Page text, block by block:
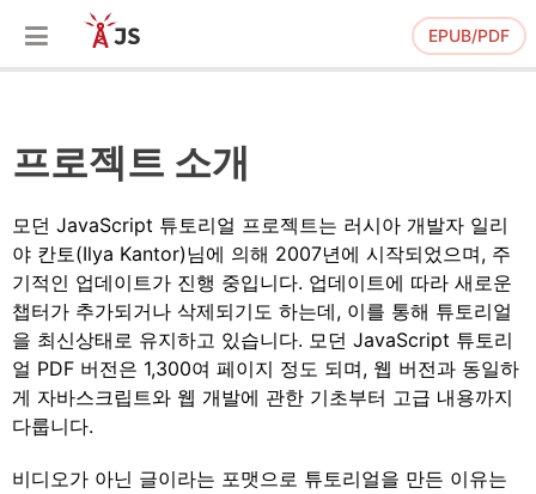
EPUB/PDF
프로젝트 소개
모던 JavaScript 튜토리얼 프로젝트는 러시아 개발자 일리
야 칸토(Ilya Kantor)님에 의해 2007년에 시작되었으며, 주
기적인 업데이트가 진행 중입니다. 업데이트에 따라 새로운
챕터가 추가되거나 삭제되기도 하는데, 이를 통해 튜토리얼
을 최신상태로 유지하고 있습니다. 모던 JavaScript 튜토리
얼 PDF 버전은 1,300여 페이지 정도 되며, 웹 버전과 동일하
게 자바스크립트와 웹 개발에 관한 기초부터 고급 내용까지
다룹니다.
비디오가 아닌 글이라는 포맷으로 튜토리얼을 만든 이유는